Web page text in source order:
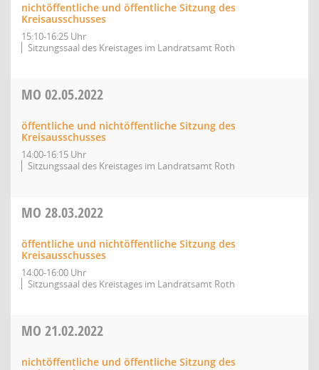
nichtöffentliche und öffentliche Sitzung des
Kreisausschusses
15:10-16:25 Uhr
Sitzungssaal des Kreistages im Landratsamt Roth
MO 02.05.2022
öffentliche und nichtöffentliche Sitzung des
Kreisausschusses
14:00-16:15 Uhr
Sitzungssaal des Kreistages im Landratsamt Roth
MO 28.03.2022
öffentliche und nichtöffentliche Sitzung des
Kreisausschusses
14:00-16:00 Uhr
Sitzungssaal des Kreistages im Landratsamt Roth
MO 21.02.2022
nichtöffentliche und öffentliche Sitzung des